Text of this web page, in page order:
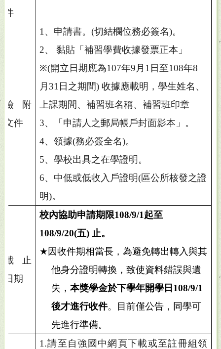
件
檢附
文件
1 、申請書。 (切結欄位務必簽名)。
2、 黏貼「補習學費收據發票正本」
※(開立日期應為107年9 月 1 日至108年8
月 31 日之期間) 收據應載明，學生姓名、
上課期間、補習班名稱、補習班印章
3、「申請人之郵局帳戶封面影本」。
4、領據(務必簽全名)。
5、學校出具之在學證明。
6、中低或低收入戶證明(區公所核發之證
明)。
截止
日期
校內協助申請期限108/9/1起至
108/9/20(五) 止。
★因收件期相當長，為避免轉出轉入與其
他身分證明轉換，致使資料錯誤與遺
失， 本獎學金於下學年開學日 108/9/1
後才進行收件。目前僅公告，同學可
先進行準備。
1.請至自強國中網頁下載或至註冊組領